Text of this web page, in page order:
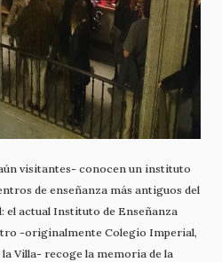
visitantes- conocen un instituto
de enseñanza más antiguos del
el actual Instituto de Enseñanza
-originalmente Colegio Imperial,
Villa- recoge la memoria de la